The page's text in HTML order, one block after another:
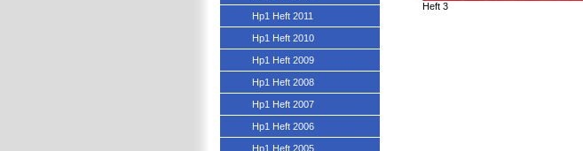
Heft 3
Hp1 Heft 2011
Hp1 Heft 2010
Hp1 Heft 2009
Hp1 Heft 2008
Hp1 Heft 2007
Hp1 Heft 2006
Hp1 Heft 2005